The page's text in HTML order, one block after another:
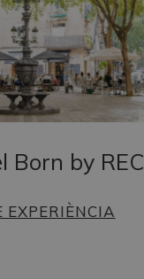
Born by REC
EXPERIÈNCIA